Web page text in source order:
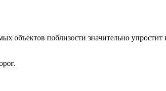
объектов поблизости значительно